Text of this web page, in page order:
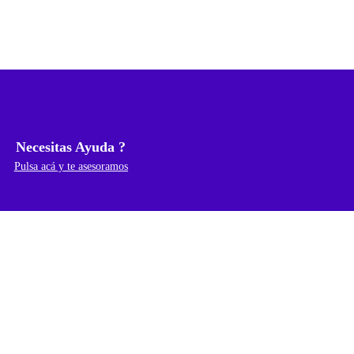
Necesitas Ayuda ?
Pulsa acá y te asesoramos